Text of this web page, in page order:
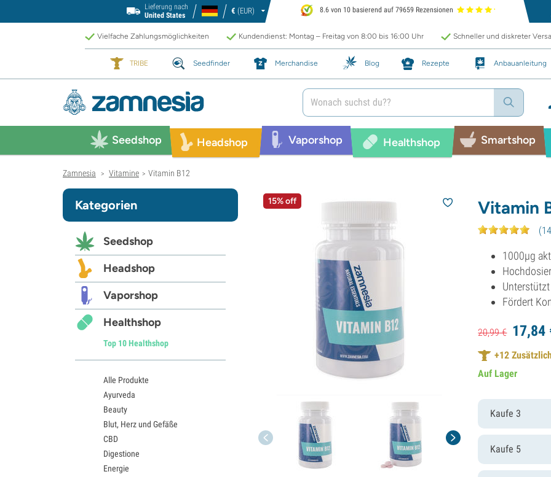
Lieferung nach
United States
€ (EUR) 8.6 von 10 basierend auf 79659 Rezensionen
Vielfache Zahlungsmöglichkeiten Kundendienst: Montag – Freitag von 8:00 bis 16:00 Uhr Schneller und diskreter
TRIBE Seedfinder Merchandise Blog Rezepte Anbauanleitung
Seedshop Headshop Vaporshop Healthshop Smartshop
Zamnesia > Vitamine > Vitamin B12
15% off Vitamin
(
1000µg
Fördert
20,99€ 17,84
+12
Auf Lager
Kaufe 3
Kaufe 5
Kategorien
Seedshop
Headshop
Vaporshop
Healthshop
Top 10 Healthshop
Alle Produkte
Ayurveda
Beauty
Blut, Herz und Gefäße
CBD
Digestione
Energie